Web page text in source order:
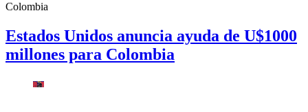
Colombia
Estados Unidos anuncia ayuda de U$1000
millones para Colombia